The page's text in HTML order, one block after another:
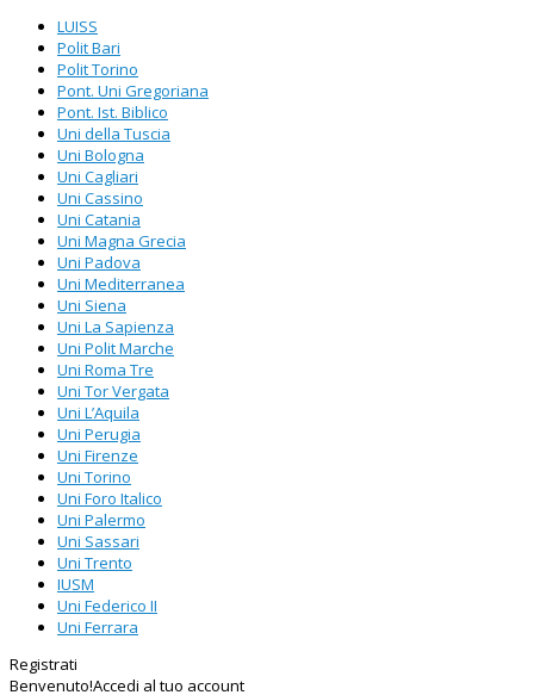
LUISS
Polit Bari
Polit Torino
Pont. Uni Gregoriana
Pont. Ist. Biblico
Uni della Tuscia
Uni Bologna
Uni Cagliari
Uni Cassino
Uni Catania
Uni Magna Grecia
Uni Padova
Uni Mediterranea
Uni Siena
Uni La Sapienza
Uni Polit Marche
Uni Roma Tre
Uni Tor Vergata
Uni L’Aquila
Uni Perugia
Uni Firenze
Uni Torino
Uni Foro Italico
Uni Palermo
Uni Sassari
Uni Trento
IUSM
Uni Federico II
Uni Ferrara
Registrati
Benvenuto!Accedi al tuo account